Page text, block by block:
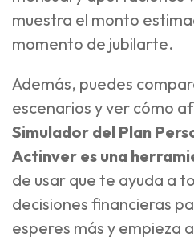
muestra el monto
momento de jubilarte.
Además, puedes
escenarios y ver cómo
Simulador del Plan
Actinver es una
de usar que te ayuda a
decisiones financieras
esperes más y empieza